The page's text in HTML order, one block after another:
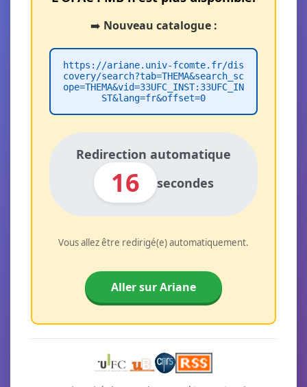
➡️ Nouveau catalogue :
https://ariane.univ-fcomte.fr/dis
covery/search?tab=THEMA&search_sc
ope=THEMA&vid=33UFC_INST:33UFC_IN
ST&lang=fr&offset=0
Redirection automatique
16 secondes
Vous allez être redirigé(e) automatiquement.
Aller sur Ariane